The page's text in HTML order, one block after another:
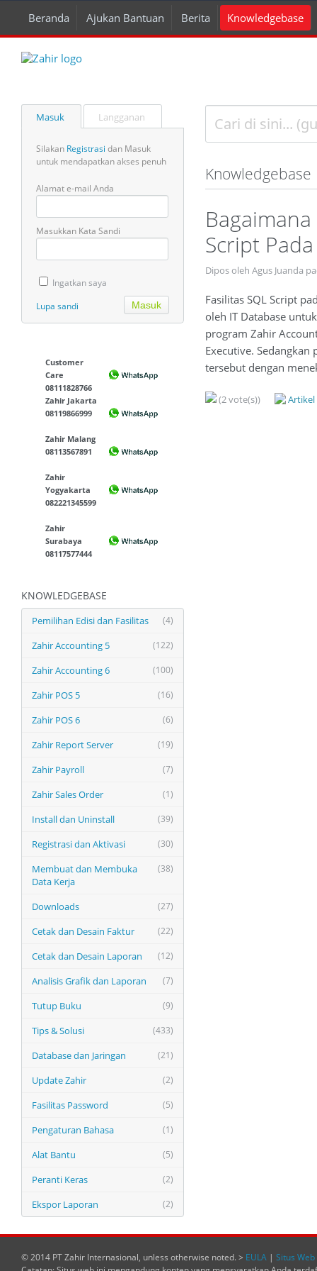
Beranda Ajukan Bantuan Berita Knowledgebase
Masuk Langganan
Silakan Registrasi dan Masuk
untuk mendapatkan akses penuh
Alamat e-mail Anda
Masukkan Kata Sandi
Ingatkan saya
Lupa sandi
Customer
Care
08111828766
Zahir Jakarta
08119866999
Zahir Malang
08113567891
Zahir
Yogyakarta
082221345599
Zahir
Surabaya
08117577444
KNOWLEDGEBASE
(4)
Pemilihan Edisi dan Fasilitas
(122)
Zahir Accounting 5
(100)
Zahir Accounting 6
(16)
Zahir POS 5
(6)
Zahir POS 6
(19)
Zahir Report Server
(7)
Zahir Payroll
(1)
Zahir Sales Order
(39)
Install dan Uninstall
(30)
Registrasi dan Aktivasi
(38)
Membuat dan Membuka
Data Kerja
(27)
Downloads
(22)
Cetak dan Desain Faktur
(12)
Cetak dan Desain Laporan
(7)
Analisis Grafik dan Laporan
(9)
Tutup Buku
(433)
Tips & Solusi
(21)
Database dan Jaringan
(2)
Update Zahir
(5)
Fasilitas Password
(1)
Pengaturan Bahasa
(5)
Alat Bantu
(2)
Peranti Keras
(2)
Ekspor Laporan
Knowledgebase
Script
Dipos oleh Agus Juanda
Fasilitas SQL Script
oleh IT Database
program Zahir
Executive.
tersebut dengan
(2 vote(s))
© 2014 PT Zahir Internasional, unless otherwise noted. > EULA | Situs